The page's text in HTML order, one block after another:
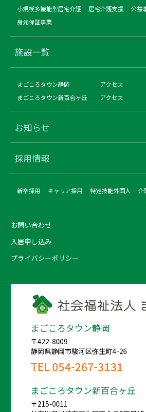
小規模多機能型居宅介護
居宅介護支援
公益
身元保証事業
施設一覧
まごころタウン静岡
アクセス
まごころタウン新百合ヶ丘
アクセス
お知らせ
採用情報
新卒採用 キャリア採用 特定技能外国人 介
お問い合わせ
入居申し込み
プライバシーポリシー
まごころタウン静岡
〒422-8009
静岡県静岡市駿河区弥生町4-26
TEL054-267-3131
まごころタウン新百合ヶ丘
〒215-0011